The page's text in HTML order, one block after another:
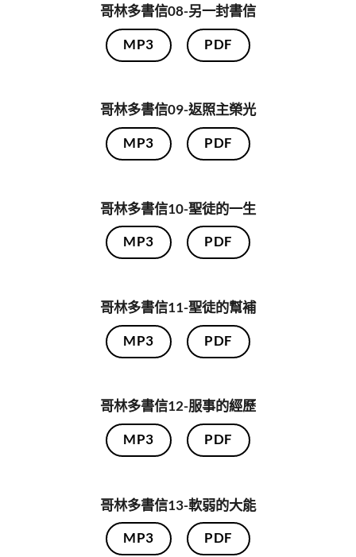
哥林多書信08-另一封書信
MP3
PDF
哥林多書信09-返照主榮光
MP3
PDF
哥林多書信10-聖徒的一生
MP3
PDF
哥林多書信11-聖徒的幫補
MP3
PDF
哥林多書信12-服事的經歷
MP3
PDF
哥林多書信13-軟弱的大能
MP3
PDF